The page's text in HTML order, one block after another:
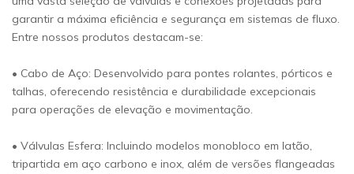
garantir a máxima eficiência e segurança em sistemas de fluxo.
Entre nossos produtos destacam-se:
• Cabo de Aço: Desenvolvido para pontes rolantes, pórticos e
talhas, oferecendo resistência e durabilidade excepcionais
para operações de elevação e movimentação.
• Válvulas Esfera: Incluindo modelos monobloco em latão,
tripartida em aço carbono e inox, além de versões flangeadas